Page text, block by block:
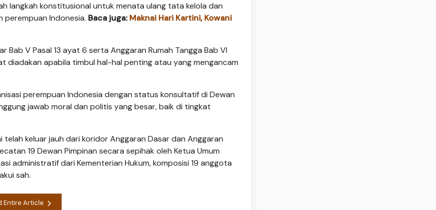
langkah konstitusional untuk menata ulang tata kelola dan
perempuan Indonesia. Baca juga:Maknai Hari Kartini, Kowani
Bab V Pasal 13 ayat 6 serta Anggaran Rumah Tangga Bab VI
diadakan apabila timbul hal-hal penting atau yang mengancam
perempuan Indonesia dengan status konsultatif di Dewan
jawab moral dan politis yang besar, baik di tingkat
keluar jauh dari koridor Anggaran Dasar dan Anggaran
19 Dewan Pimpinan secara sepihak oleh Ketua Umum
administratif dari Kementerian Hukum, komposisi 19 anggota
sah.
Entire Article